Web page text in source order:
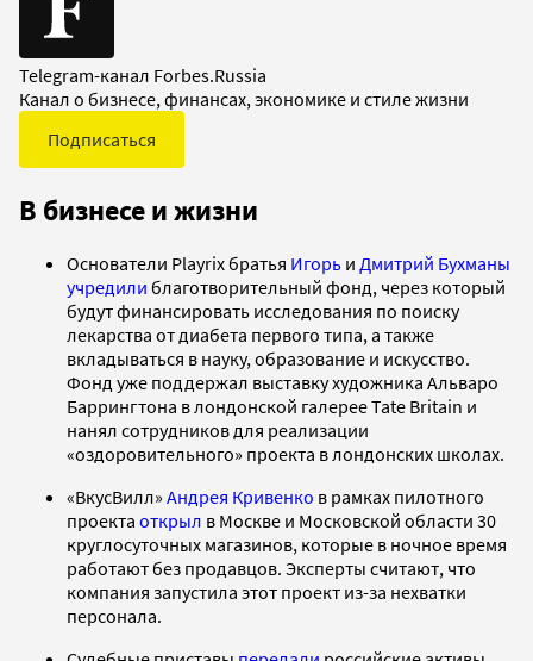
Telegram-канал Forbes.Russia
Канал о бизнесе, финансах, экономике и стиле жизни
Подписаться
В бизнесе и жизни
Основатели Playrix братья Игорь и Дмитрий Бухманы
учредили благотворительный фонд, через который
будут финансировать исследования по поиску
лекарства от диабета первого типа, а также
вкладываться в науку, образование и искусство.
Фонд уже поддержал выставку художника Альваро
Баррингтона в лондонской галерее Tate Britain и
нанял сотрудников для реализации
«оздоровительного» проекта в лондонских школах.
«ВкусВилл» Андрея Кривенко в рамках пилотного
проекта открыл в Москве и Московской области 30
круглосуточных магазинов, которые в ночное время
работают без продавцов. Эксперты считают, что
компания запустила этот проект из-за нехватки
персонала.